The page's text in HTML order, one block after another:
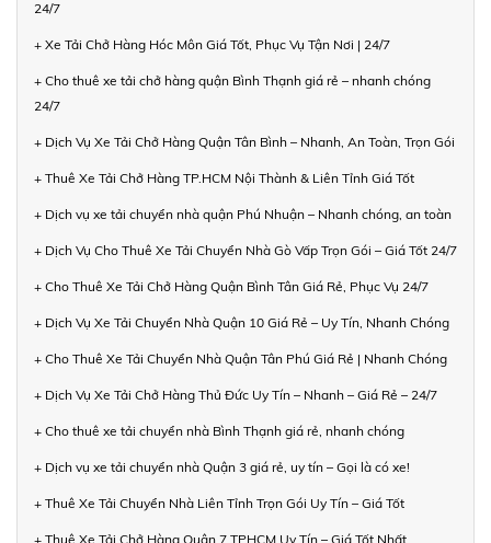
24/7
+ Xe Tải Chở Hàng Hóc Môn Giá Tốt, Phục Vụ Tận Nơi | 24/7
+ Cho thuê xe tải chở hàng quận Bình Thạnh giá rẻ – nhanh chóng
24/7
+ Dịch Vụ Xe Tải Chở Hàng Quận Tân Bình – Nhanh, An Toàn, Trọn Gói
+ Thuê Xe Tải Chở Hàng TP.HCM Nội Thành & Liên Tỉnh Giá Tốt
+ Dịch vụ xe tải chuyển nhà quận Phú Nhuận – Nhanh chóng, an toàn
+ Dịch Vụ Cho Thuê Xe Tải Chuyển Nhà Gò Vấp Trọn Gói – Giá Tốt 24/7
+ Cho Thuê Xe Tải Chở Hàng Quận Bình Tân Giá Rẻ, Phục Vụ 24/7
+ Dịch Vụ Xe Tải Chuyển Nhà Quận 10 Giá Rẻ – Uy Tín, Nhanh Chóng
+ Cho Thuê Xe Tải Chuyển Nhà Quận Tân Phú Giá Rẻ | Nhanh Chóng
+ Dịch Vụ Xe Tải Chở Hàng Thủ Đức Uy Tín – Nhanh – Giá Rẻ – 24/7
+ Cho thuê xe tải chuyển nhà Bình Thạnh giá rẻ, nhanh chóng
+ Dịch vụ xe tải chuyển nhà Quận 3 giá rẻ, uy tín – Gọi là có xe!
+ Thuê Xe Tải Chuyển Nhà Liên Tỉnh Trọn Gói Uy Tín – Giá Tốt
+ Thuê Xe Tải Chở Hàng Quận 7 TPHCM Uy Tín – Giá Tốt Nhất